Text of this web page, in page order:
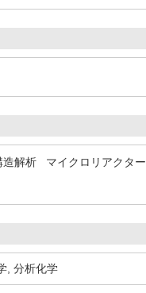
造解析 マイクロリアクター
分析化学